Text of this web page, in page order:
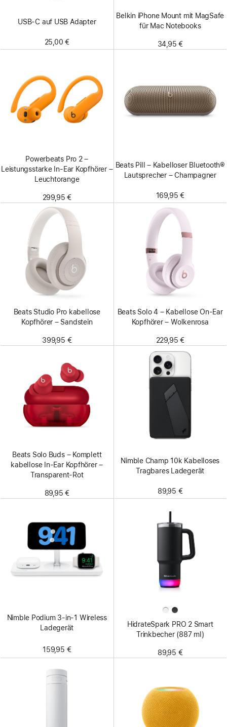
USB‑C auf USB Adapter
25,00 €
Belkin iPhone Mount mit MagSafe
für Mac Notebooks
34,95 €
Powerbeats Pro 2 –
Leistungsstarke In-Ear Kopfhörer –
Leuchtorange
299,95 €
Beats Pill – Kabelloser Bluetooth®
Lautsprecher – Champagner
169,95 €
Beats Studio Pro kabellose
Kopfhörer – Sandstein
399,95 €
Beats Solo 4 – Kabellose On‑Ear
Kopfhörer – Wolkenrosa
229,95 €
Beats Solo Buds – Komplett
kabellose In-Ear Kopfhörer –
Transparent-Rot
89,95 €
Nimble Champ 10k Kabelloses
Tragbares Ladegerät
89,95 €
Nimble Podium 3-in-1 Wireless
Ladegerät
159,95 €
HidrateSpark PRO 2 Smart
Trinkbecher (887 ml)
89,95 €